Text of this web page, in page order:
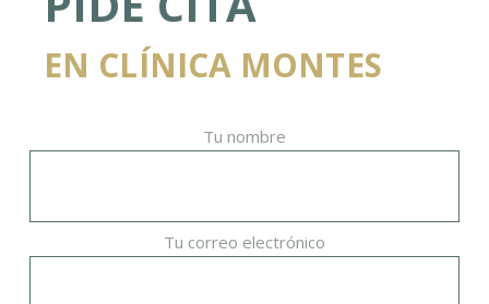
EN CLÍNICA MONTES
Tu nombre
Tu correo electrónico